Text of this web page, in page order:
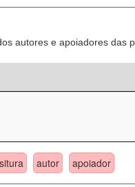
autores e apoiadores das
autor apoiador